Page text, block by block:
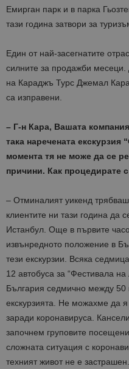
Емирган парк и в парка
тази година затвори за
Един от най-засегнатите
силните за продажби месеци.
на Караджъ Турс Джeмал
са изправени.
– Г-н Кара, Вашата
така наречената екскурзия
момента тя не може да се
причини. Как процедирате
– Отминалият уикенд
клиентите ни тази година да
Истанбул. Още в първите
извънредното положение в
тези екскурзии. Всяка
12 автобуса за “Фестивала
България седмично между 50
екскурзията. Не можахме да
заради коронавируса.
започнем груповите
сложната ситуация с
техният живот не е застрашен.